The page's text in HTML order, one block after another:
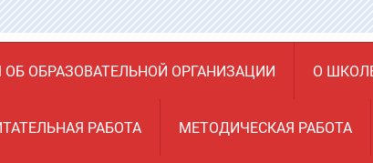
ОБ ОБРАЗОВАТЕЛЬНОЙ ОРГАНИЗАЦИИ О
РАБОТА МЕТОДИЧЕСКАЯ РАБОТА